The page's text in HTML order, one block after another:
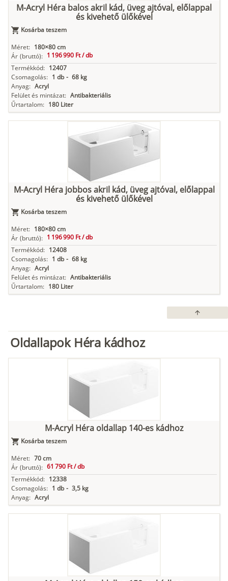
M-Acryl Héra balos akril kád, üveg ajtóval, előlappal
és kivehető ülőkével
Kosárba teszem
Méret: 180×80 cm
Ár (bruttó): 1 196 990 Ft /db
Termékkód: 12407
Csomagolás: 1 db - 68 kg
Anyag: Acryl
Felület és mintázat: Antibakteriális
Űrtartalom: 180 Liter
M-Acryl Héra jobbos akril kád, üveg ajtóval, előlappal
és kivehető ülőkével
Kosárba teszem
Méret: 180×80 cm
Ár (bruttó): 1 196 990 Ft /db
Termékkód: 12408
Csomagolás: 1 db - 68 kg
Anyag: Acryl
Felület és mintázat: Antibakteriális
Űrtartalom: 180 Liter
arrow_upward
Oldallapok Héra kádhoz
M-Acryl Héra oldallap 140-es kádhoz
Kosárba teszem
Méret: 70 cm
Ár (bruttó): 61 790 Ft /db
Termékkód: 12338
Csomagolás: 1 db - 3,5 kg
Anyag: Acryl